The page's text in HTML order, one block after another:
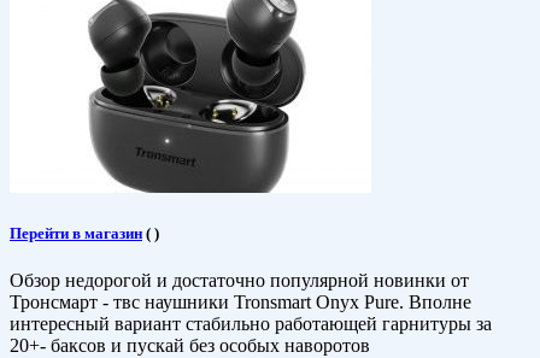
Перейти в магазин ( )
Обзор недорогой и достаточно популярной новинки от
Тронсмарт - твс наушники Tronsmart Onyx Pure. Вполне
интересный вариант стабильно работающей гарнитуры за
20+- баксов и пускай без особых наворотов